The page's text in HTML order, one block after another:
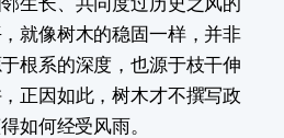
就像树木的稳固一样，并非
根系的深度，也源于枝干伸
正因如此，树木才不撰写政
如何经受风雨。